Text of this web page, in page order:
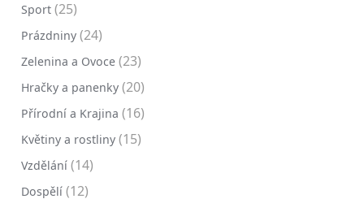
Sport (25)
Prázdniny (24)
Zelenina a Ovoce (23)
Hračky a panenky (20)
Přírodní a Krajina (16)
Květiny a rostliny (15)
Vzdělání (14)
Dospělí (12)